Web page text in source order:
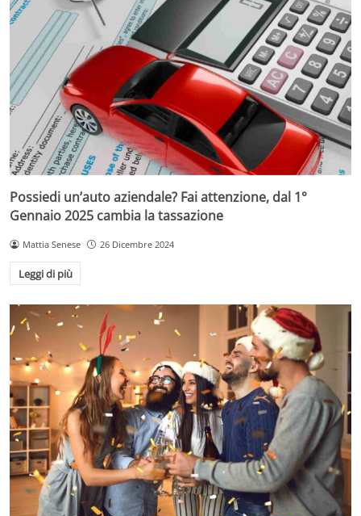
Possiedi un’auto aziendale? Fai attenzione, dal 1°
Gennaio 2025 cambia la tassazione
Mattia Senese 26 Dicembre 2024
Leggi di più